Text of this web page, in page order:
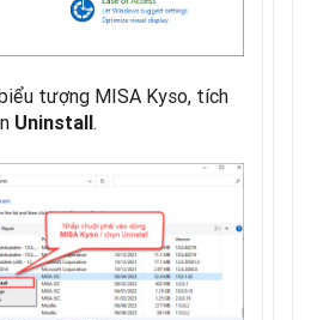
tượng MISA Kyso, tích
Uninstall .